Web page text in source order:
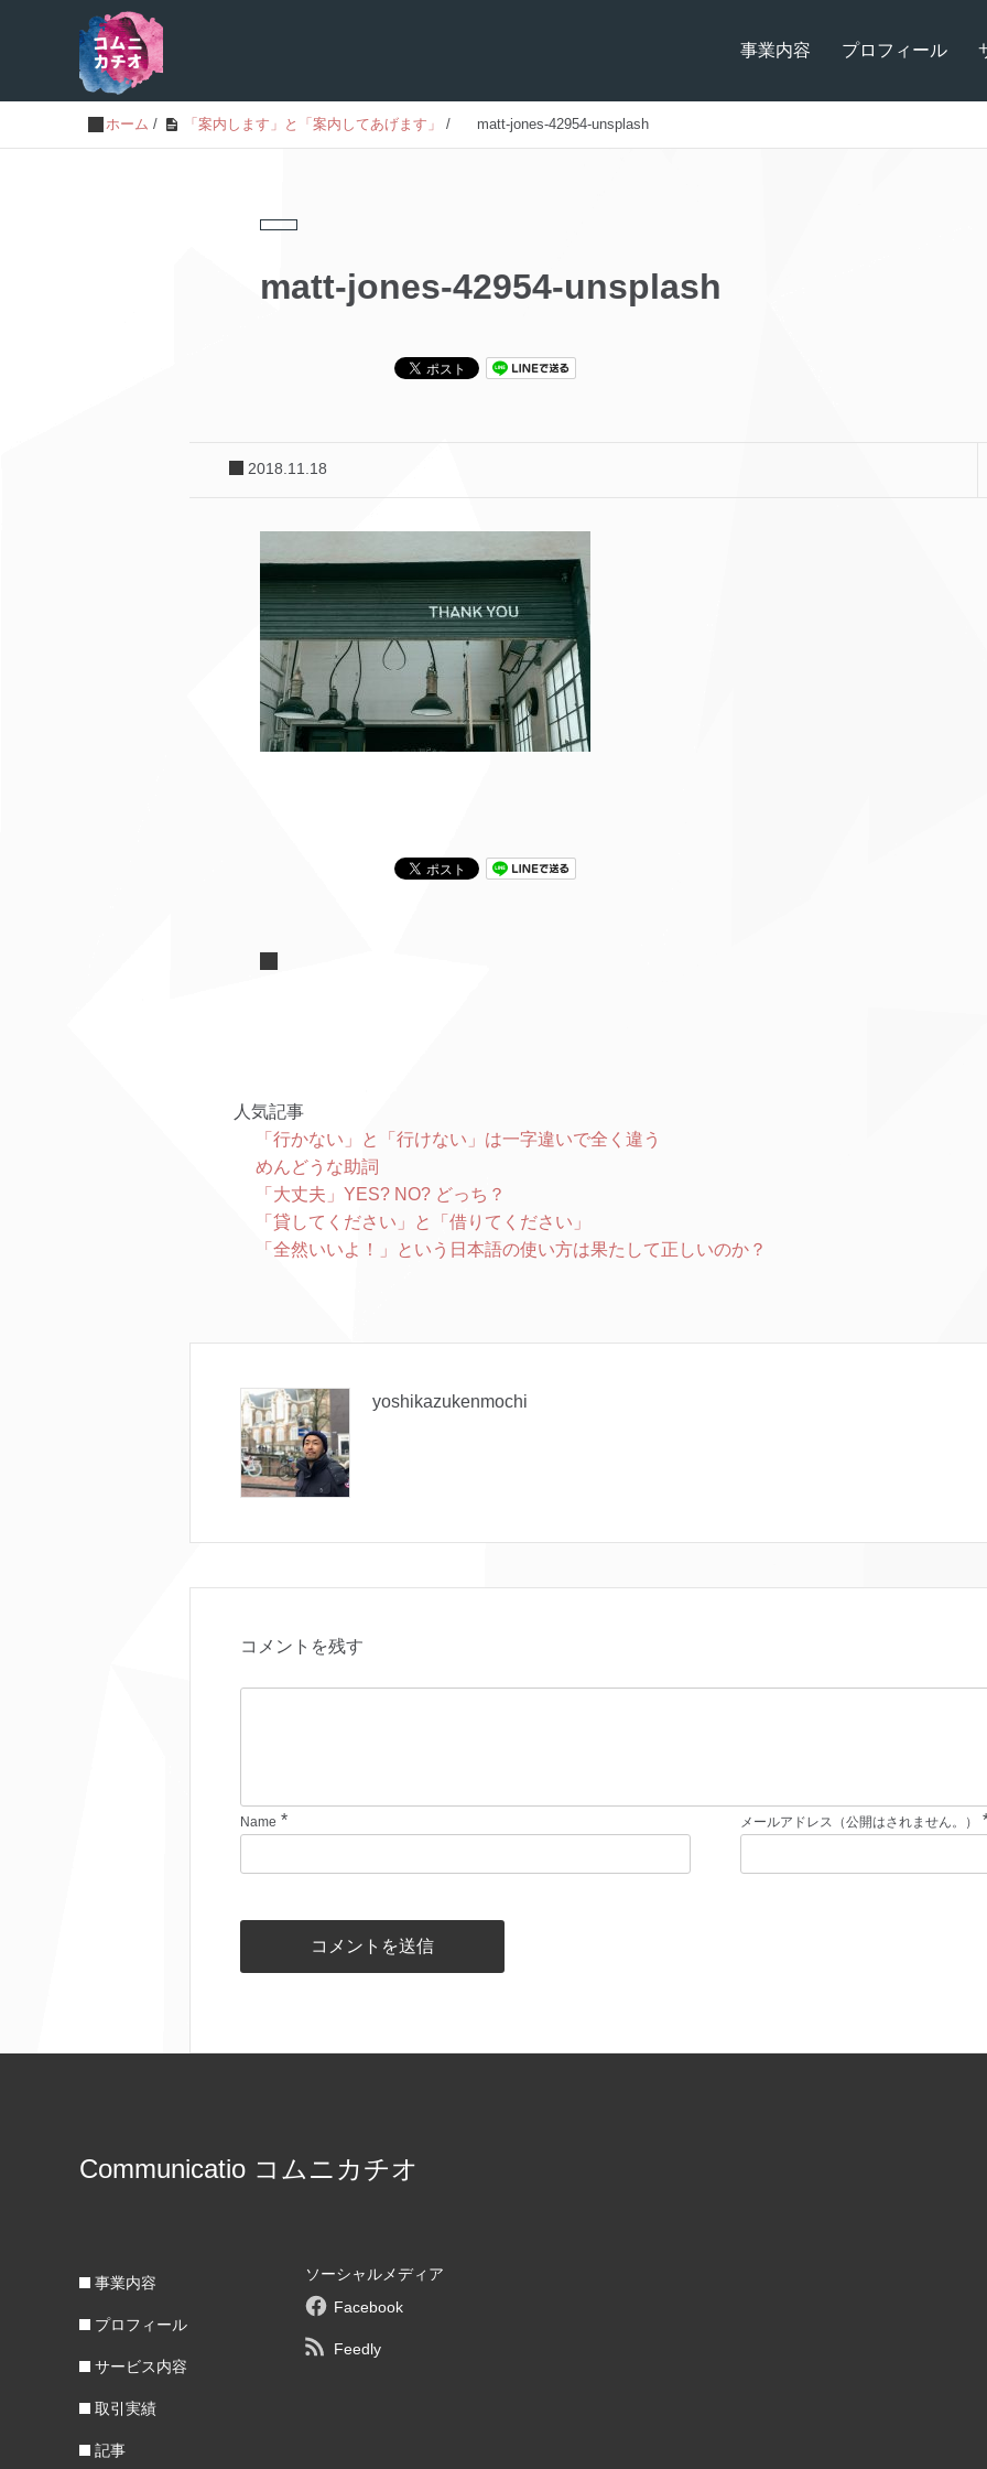
事業内容 プロフィール
ホーム / 「案内します」と「案内してあげます」 / matt-jones-42954-unsplash
matt-jones-42954-unsplash
2018.11.18
人気記事
「行かない」と「行けない」は一字違いで全く違う
めんどうな助詞
「大丈夫」YES? NO? どっち？
「貸してください」と「借りてください」
「全然いいよ！」という日本語の使い方は果たして正しいのか？
yoshikazukenmochi
コメントを残す
Name * メールアドレス（公開はされません。）
Communicatio コムニカチオ
事業内容
プロフィール
サービス内容
取引実績
記事
ソーシャルメディア
Facebook
Feedly